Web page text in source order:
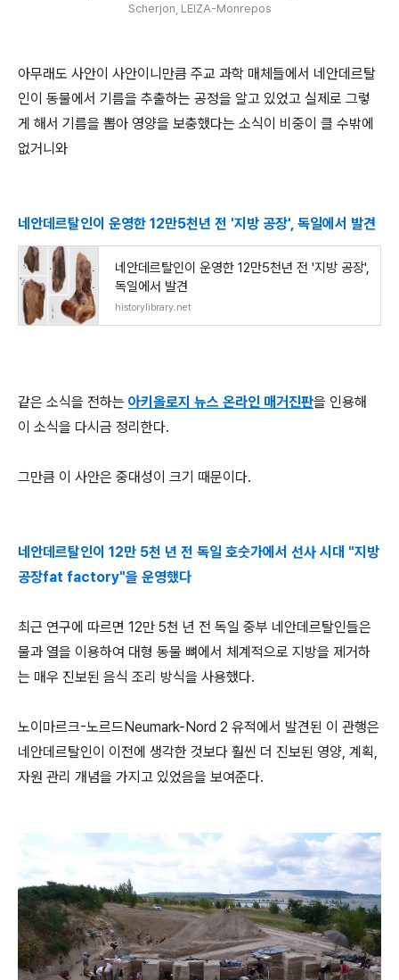
Scherjon, LEIZA-Monrepos
아무래도 사안이 사안이니만큼 주교 과학 매체들에서 네안데르탈
인이 동물에서 기름을 추출하는 공정을 알고 있었고 실제로 그렇
게 해서 기름을 뽑아 영양을 보충했다는 소식이 비중이 클 수밖에
없거니와
네안데르탈인이 운영한 12만5천년 전 '지방 공장', 독일에서 발견
네안데르탈인이 운영한 12만5천년 전 '지방 공장',
독일에서 발견
historylibrary.net
같은 소식을 전하는 아키올로지 뉴스 온라인 매거진판을 인용해
이 소식을 다시금 정리한다.
그만큼 이 사안은 중대성이 크기 때문이다.
네안데르탈인이 12만 5천 년 전 독일 호숫가에서 선사 시대 "지방
공장fat factory"을 운영했다
최근 연구에 따르면 12만 5천 년 전 독일 중부 네안데르탈인들은
물과 열을 이용하여 대형 동물 뼈에서 체계적으로 지방을 제거하
는 매우 진보된 음식 조리 방식을 사용했다.
노이마르크-노르드Neumark-Nord 2 유적에서 발견된 이 관행은
네안데르탈인이 이전에 생각한 것보다 훨씬 더 진보된 영양, 계획,
자원 관리 개념을 가지고 있었음을 보여준다.